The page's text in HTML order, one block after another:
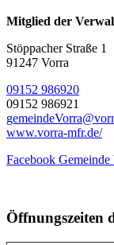
Mitglied der
Stöppacher Straße 1
91247 Vorra
09152 986920
09152 986921
www.vorra-mfr.de/
Facebook Gemeinde
Öffnungszeiten